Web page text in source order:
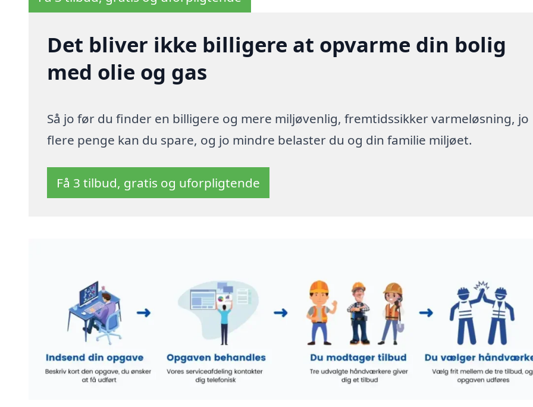
Det bliver ikke billigere at opvarme din bolig
med olie og gas
Så jo før du finder en billigere og mere miljøvenlig, fremtidssikker varmeløsning, jo
flere penge kan du spare, og jo mindre belaster du og din familie miljøet.
Få 3 tilbud, gratis og uforpligtende